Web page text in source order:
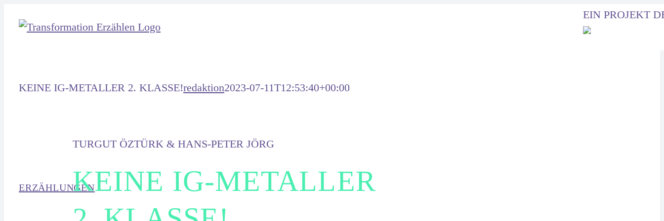
Inhalt
EIN PROJEKT
KEINE IG-METALLER 2. KLASSE!redaktion2023-07-11T12:53:40+00:00
ERZÄHLUNGEN
TURGUT ÖZTÜRK & HANS-PETER JÖRG
KEINE IG-METALLER